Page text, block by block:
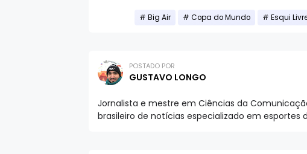
Big Air Copa do Mundo Esqui
POSTADO POR
GUSTAVO LONGO
Jornalista e mestre em Ciências da
brasileiro de notícias especializado em esportes